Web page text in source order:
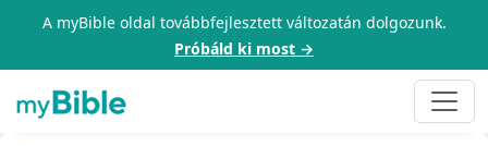
A myBible oldal továbbfejlesztett változatán dolgozunk.
Próbáld ki most →